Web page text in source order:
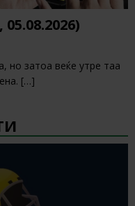
но затоа веќе утре таа
[…]